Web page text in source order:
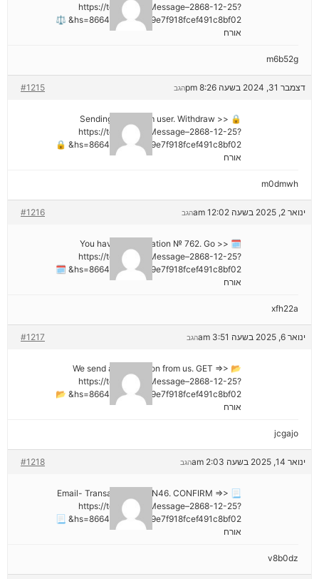
https://telegra.ph/Message–2868-12-25?
hs=8664c520642b9e7f918fcef491c8bf02& ⚖
אורח
m6b52g
דצמבר 31, 2024 בשעה 8:26 pm #1215 הגב
🔒 Sending a gift from user. Withdrаw >>
https://telegra.ph/Message–2868-12-25?
hs=8664c520642b9e7f918fcef491c8bf02& 🔒
אורח
m0dmwh
ינואר 2, 2025 בשעה 12:02 am #1216 הגב
🗓 You have a notification № 762. Go >>
https://telegra.ph/Message–2868-12-25?
hs=8664c520642b9e7f918fcef491c8bf02& 🗓
אורח
xfh22a
ינואר 6, 2025 בשעה 3:51 am #1217 הגב
📂 We send a transaction from us. GET =>>
https://telegra.ph/Message–2868-12-25?
hs=8664c520642b9e7f918fcef491c8bf02& 📂
אורח
jcgajo
ינואר 14, 2025 בשעה 2:03 am #1218 הגב
📃 Email- Transaction NoGN46. CONFIRM =>>
https://telegra.ph/Message–2868-12-25?
hs=8664c520642b9e7f918fcef491c8bf02& 📃
אורח
v8b0dz